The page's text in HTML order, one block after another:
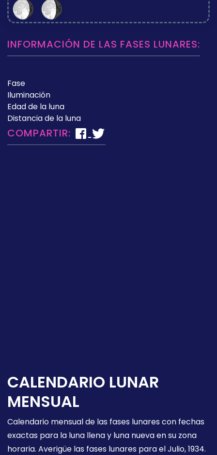
INFORMACIÓN DE LAS FASES LUNARES:
Fase
Iluminación
Edad de la luna
Distancia de la luna
COMPARTIR:
CALENDARIO LUNAR
MENSUAL
Calendario mensual de las fases lunares con fechas
exactas para la luna llena y luna nueva en su zona
horaria. Averigüe las fases lunares para el Julio, 1934.